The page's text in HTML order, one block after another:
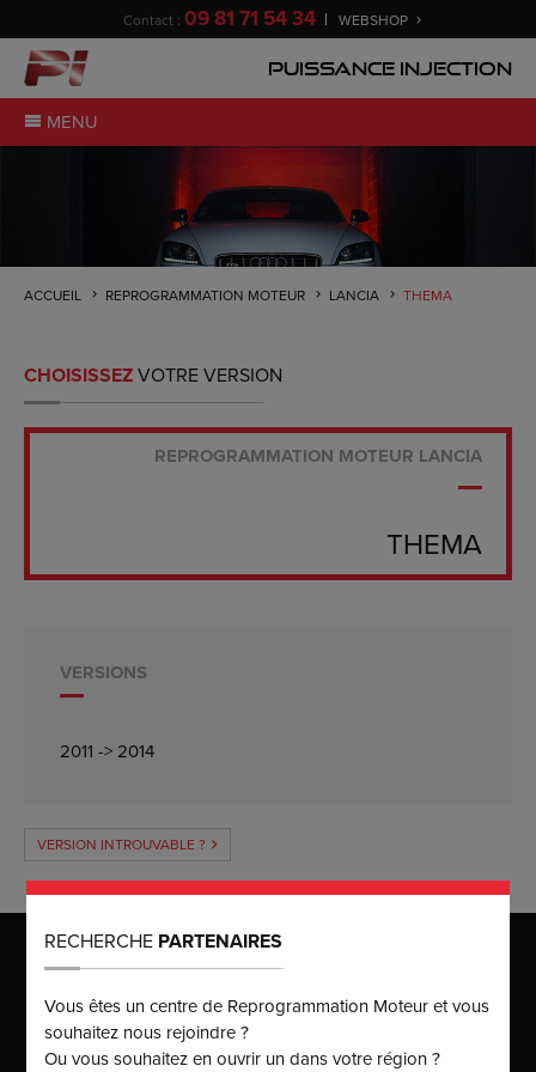
Contact : 09 81 71 54 34 WEBSHOP
Puissance Injection
MENU
ACCUEIL REPROGRAMMATION MOTEUR LANCIA THEMA
CHOISISSEZVOTRE VERSION
REPROGRAMMATION MOTEUR LANCIA
THEMA
VERSIONS
2011 -> 2014
VERSION INTROUVABLE ?
RECHERCHE PARTENAIRES
Vous êtes un centre de Reprogrammation Moteur et vous
souhaitez nous rejoindre ?
Ou vous souhaitez en ouvrir un dans votre région ?
MAISON MÈRE
125 rue du Chat Botté
ZAC des Malettes
01700BEYNOST